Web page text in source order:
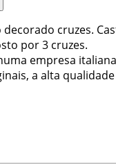
cruzes.
por 3 cruzes.
empresa
a alta